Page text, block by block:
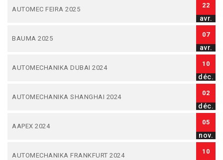
AUTOMEC FEIRA 2025
22
avr.
BAUMA 2025
07
avr.
AUTOMECHANIKA DUBAI 2024
10
déc.
AUTOMECHANIKA SHANGHAI 2024
02
déc.
AAPEX 2024
05
nov.
AUTOMECHANIKA FRANKFURT 2024
10